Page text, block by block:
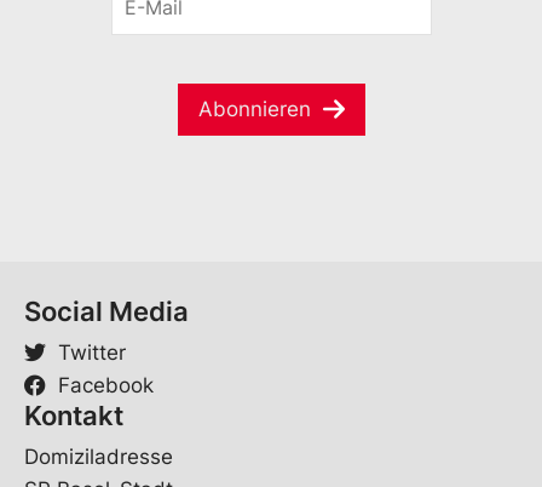
m
M
i
*
Abonnieren
Social Media
Twitter
Facebook
Kontakt
Domiziladresse